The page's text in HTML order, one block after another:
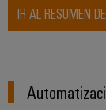
IR AL RESUMEN